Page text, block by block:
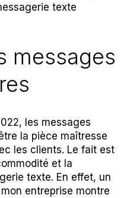
texte
messages
les messages
la pièce maîtresse
les clients. Le fait est
et la
texte. En effet, un
entreprise montre